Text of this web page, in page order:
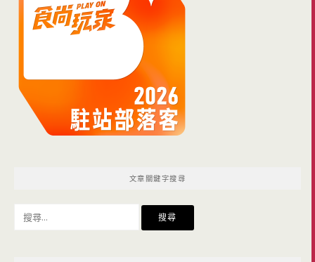
文章關鍵字搜尋